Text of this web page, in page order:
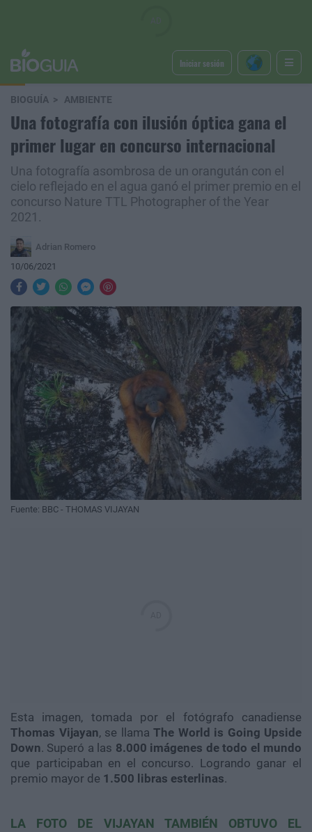
Iniciar sesión
BIOGUÍA AMBIENTE
Una fotografía con ilusión óptica gana el
primer lugar en concurso internacional
Una fotografía asombrosa de un orangután con el
cielo reflejado en el agua ganó el primer premio en el
concurso Nature TTL Photographer of the Year
2021.
Adrian Romero
10/06/2021
Fuente: BBC - THOMAS VIJAYAN
Esta imagen, tomada por el fotógrafo canadiense
Thomas Vijayan, se llama The World is Going Upside
Down. Superó a las 8.000 imágenes de todo el mundo
que participaban en el concurso. Logrando ganar el
premio mayor de 1.500 libras esterlinas.
LA FOTO DE VIJAYAN TAMBIÉN OBTUVO EL